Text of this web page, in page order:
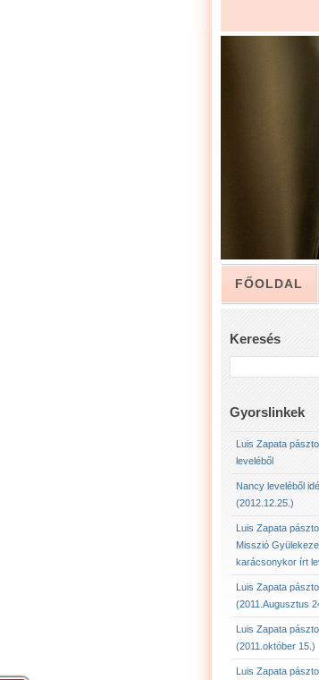
FŐOLDAL
LUIS
LUIS
LUIS
LUIS
2012.12.25.
Keresés
Gyorslinkek
Luis Zapata
leveléből
Nancy leveléből
(2012.12.25.)
Luis Zapata
Misszió
karácsonykor írt
Luis Zapata
(2011.Augusztus
Luis Zapata
(2011.október 15.)
Luis Zapata